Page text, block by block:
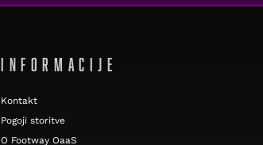
INFORMACIJE
Kontakt
Pogoji storitve
O Footway OaaS